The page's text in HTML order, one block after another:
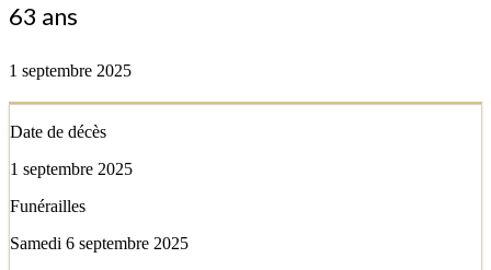
63 ans
1 septembre 2025
Date de décès
1 septembre 2025
Funérailles
Samedi 6 septembre 2025